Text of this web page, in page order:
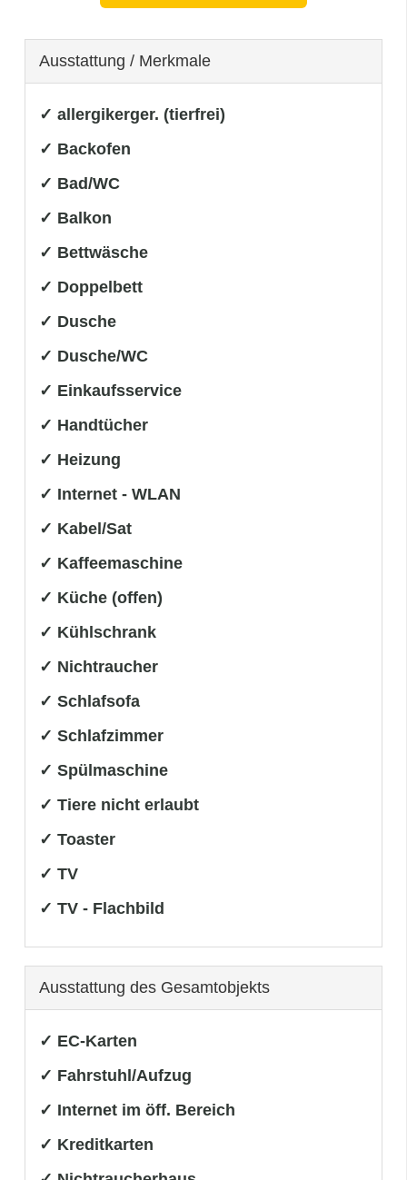
Ausstattung / Merkmale
✓ allergikerger. (tierfrei)
✓ Backofen
✓ Bad/WC
✓ Balkon
✓ Bettwäsche
✓ Doppelbett
✓ Dusche
✓ Dusche/WC
✓ Einkaufsservice
✓ Handtücher
✓ Heizung
✓ Internet - WLAN
✓ Kabel/Sat
✓ Kaffeemaschine
✓ Küche (offen)
✓ Kühlschrank
✓ Nichtraucher
✓ Schlafsofa
✓ Schlafzimmer
✓ Spülmaschine
✓ Tiere nicht erlaubt
✓ Toaster
✓ TV
✓ TV - Flachbild
Ausstattung des Gesamtobjekts
✓ EC-Karten
✓ Fahrstuhl/Aufzug
✓ Internet im öff. Bereich
✓ Kreditkarten